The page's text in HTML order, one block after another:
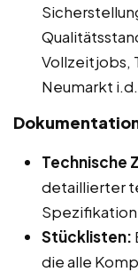
Vollzeitjobs,
Neumarkt
Technische
detaillierter
Stücklisten:
die alle